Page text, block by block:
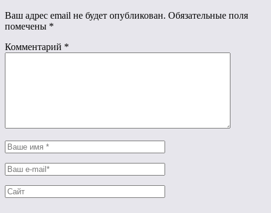
Ваш адрес email не будет опубликован. Обязательные поля
помечены *
Комментарий *